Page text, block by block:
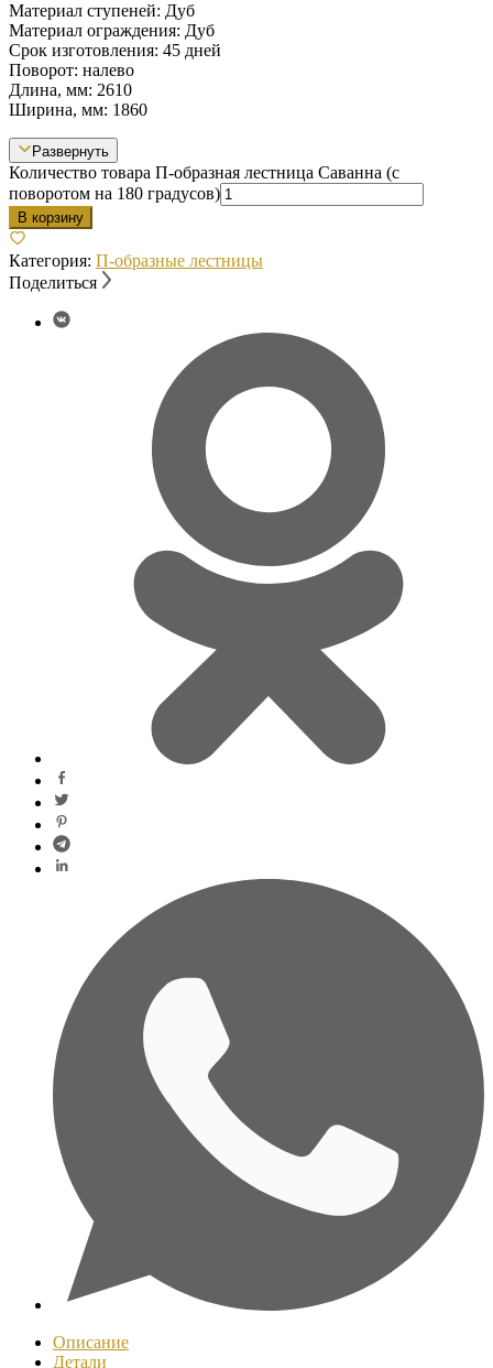
Материал ступеней: Дуб
Материал ограждения: Дуб
Срок изготовления: 45 дней
Поворот: налево
Длина, мм: 2610
Ширина, мм: 1860
Развернуть
Количество товара П-образная лестница Саванна (с
поворотом на 180 градусов)
В корзину
Категория: П-образные лестницы
Поделиться
Описание
Детали